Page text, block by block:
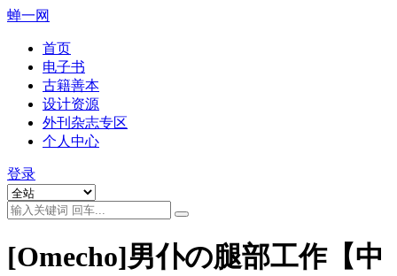
蝉一网
首页
电子书
古籍善本
设计资源
外刊杂志专区
个人中心
登录
[Omecho]男仆の腿部工作【中